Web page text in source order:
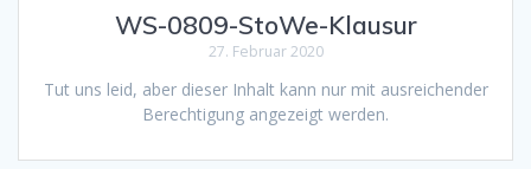
WS-0809-StoWe-Klausur
27. Februar 2020
Tut uns leid, aber dieser Inhalt kann nur mit ausreichender
Berechtigung angezeigt werden.